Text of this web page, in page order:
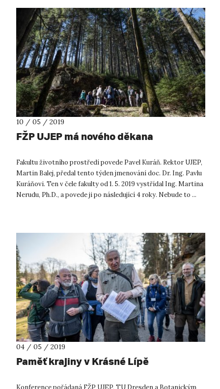
10 / 05 / 2019
FŽP UJEP má nového děkana
Fakultu životního prostředí povede Pavel Kuráň. Rektor UJEP,
Martin Balej, předal tento týden jmenování doc. Dr. Ing. Pavlu
Kuráňovi. Ten v čele fakulty od 1. 5. 2019 vystřídal Ing. Martina
Nerudu, Ph.D., a povede ji po následující 4 roky. Nebude to ...
04 / 05 / 2019
Paměť krajiny v Krásné Lípě
Konference pořádaná FŽP UJEP, TU Dresden a Botanickým